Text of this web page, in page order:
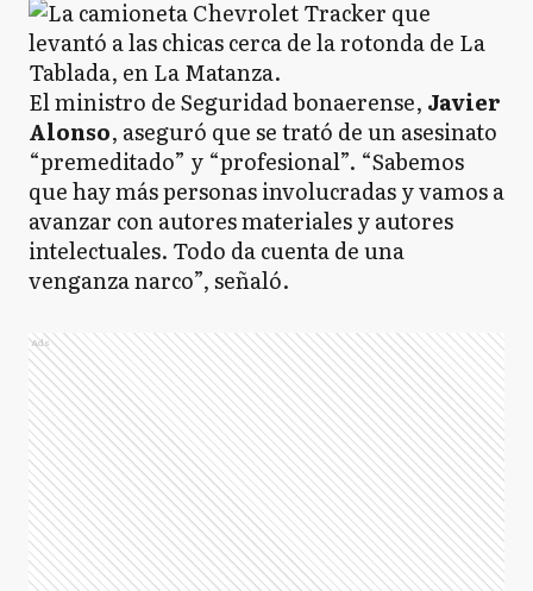
El ministro de Seguridad bonaerense, Javier
Alonso, aseguró que se trató de un asesinato
“premeditado” y “profesional”. “Sabemos
que hay más personas involucradas y vamos a
avanzar con autores materiales y autores
intelectuales. Todo da cuenta de una
venganza narco”, señaló.
Ads